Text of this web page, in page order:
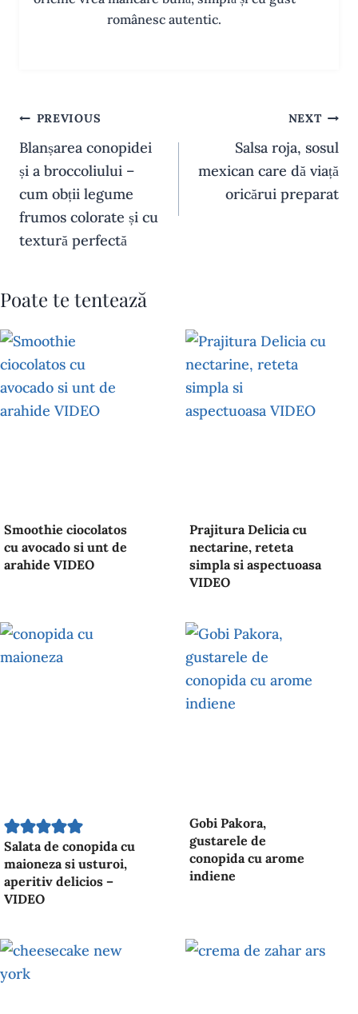
românesc autentic.
Navigare
în
articole
PREVIOUS
Blanșarea conopidei
și a broccoliului –
cum obții legume
frumos colorate și cu
textură perfectă
NEXT
Salsa roja, sosul
mexican care dă viață
oricărui preparat
Poate te tentează
Smoothie ciocolatos
cu avocado si unt de
arahide VIDEO
Prajitura Delicia cu
nectarine, reteta
simpla si aspectuoasa
VIDEO
Salata de conopida cu
maioneza si usturoi,
aperitiv delicios –
VIDEO
Gobi Pakora,
gustarele de
conopida cu arome
indiene